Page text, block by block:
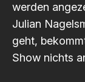
werden
Julian
geht,
Show nichts